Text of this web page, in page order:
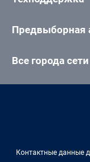
Предвыборная
Все города сети
Контактные данные